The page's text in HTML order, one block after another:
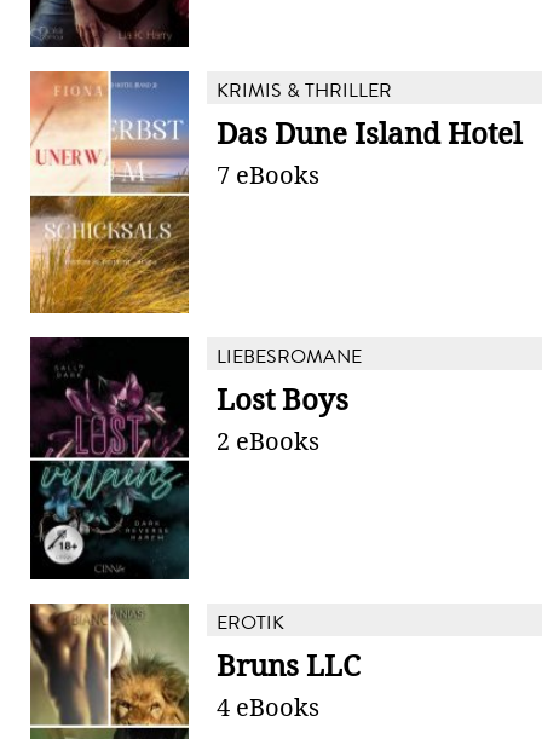
KRIMIS & THRILLER
Das Dune Island Hotel
7 eBooks
LIEBESROMANE
Lost Boys
2 eBooks
EROTIK
Bruns LLC
4 eBooks